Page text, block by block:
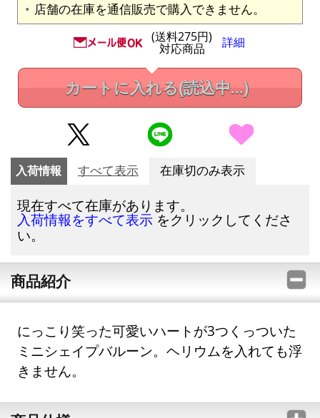
店舗の在庫を通信販売で購入できません。
(送料275円)
対応商品 詳細
カートに入れる(読込中...)
入荷情報 すべて表示 在庫切のみ表示
現在すべて在庫があります。
入荷情報をすべて表示 をクリックしてくださ
い。
商品紹介
にっこり笑った可愛いハートが3つくっついた
ミニシェイプバルーン。ヘリウムを入れても浮
きません。